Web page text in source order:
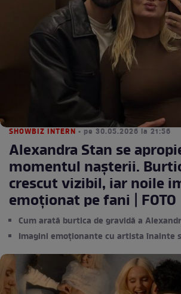
SHOWBIZ INTERN • pe 30.05.2026 la 21:56
Alexandra Stan se
momentul nașterii.
crescut vizibil, iar noile
emoționat pe fani | FOTO
Cum arată burtica de gravidă a
Imagini emoționante cu artista înainte